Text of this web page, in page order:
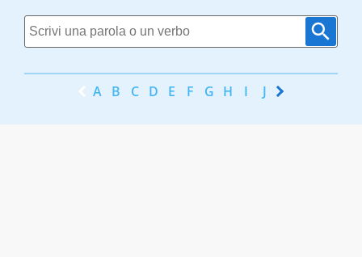
A B C D E F G H I J K